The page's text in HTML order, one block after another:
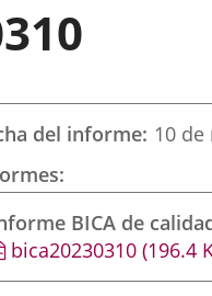
del informe 10 de
BICA de
bica20230310(196.4